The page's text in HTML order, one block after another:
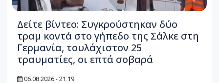
Δείτε βίντεο: Συγκρούστηκαν δύο
τραμ κοντά στο γήπεδο της Σάλκε στη
Γερμανία, τουλάχιστον 25
τραυματίες, οι επτά σοβαρά
06.08.2026 - 21:19